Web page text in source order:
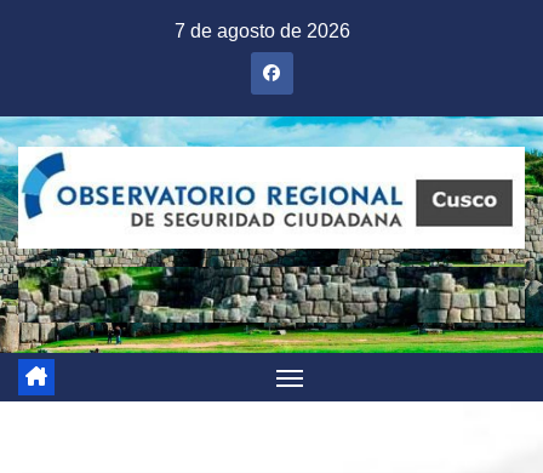
7 de agosto de 2026